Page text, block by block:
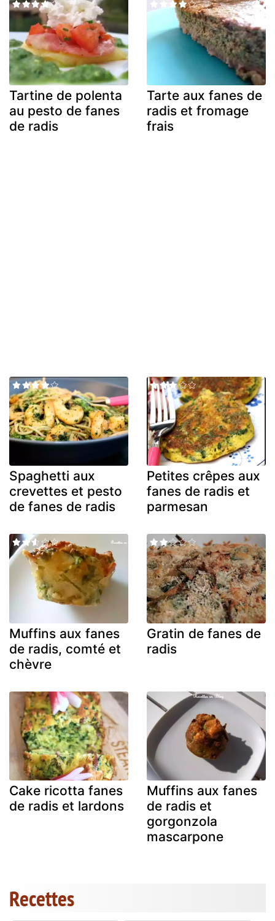
Tartine de polenta
au pesto de fanes
de radis
Tarte aux fanes de
radis et fromage
frais
Spaghetti aux
crevettes et pesto
de fanes de radis
Petites crêpes aux
fanes de radis et
parmesan
Muffins aux fanes
de radis, comté et
chèvre
Gratin de fanes de
radis
Cake ricotta fanes
de radis et lardons
Muffins aux fanes
de radis et
gorgonzola
mascarpone
Recettes